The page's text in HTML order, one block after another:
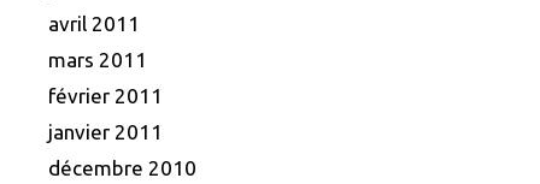
avril 2011
mars 2011
février 2011
janvier 2011
décembre 2010